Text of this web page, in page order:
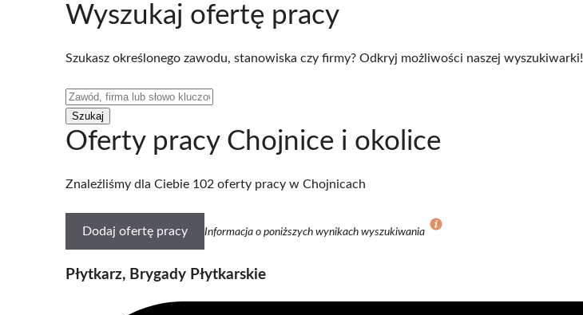
Wyszukaj ofertę pracy
Szukasz określonego zawodu, stanowiska czy firmy? Odkryj możliwości naszej wyszukiwarki!
Oferty pracy Chojnice i okolice
Znaleźliśmy dla Ciebie 102 oferty pracy w Chojnicach
Dodaj ofertę pracy Informacja o poniższych wynikach wyszukiwania
Płytkarz, Brygady Płytkarskie